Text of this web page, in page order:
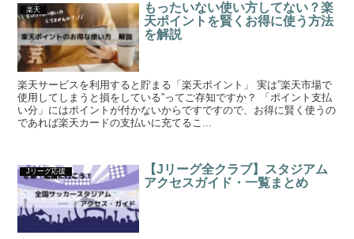
楽天
もったいない使い方してない？楽
天ポイントを賢くお得に使う方法
を解説
楽天サービスを利用すると貯まる「楽天ポイント」 実は”楽天市場で
使用してしまうと損をしている”ってご存知ですか？ 「ポイント支払
い分」にはポイントが付かないからですですので、お得に賢く使うの
であれば楽天カードの支払いに充てるこ...
Jリーグ応援
【Jリーグ全クラブ】スタジアム
アクセスガイド・一覧まとめ